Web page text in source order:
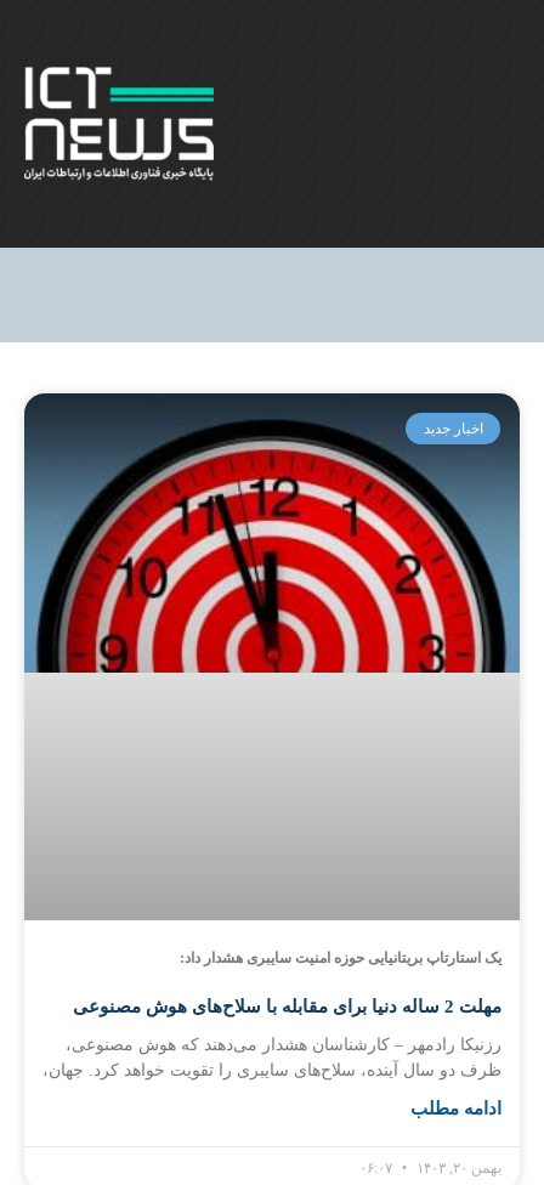
اخبار جدید
یک استارتاپ بریتانیایی حوزه امنیت سایبری هشدار داد:
مهلت 2 ساله دنیا برای مقابله با سلاح‌های هوش مصنوعی
رزنیکا رادمهر – کارشناسان هشدار می‌دهند که هوش مصنوعی،
ظرف دو سال آینده، سلاح‌های سایبری را تقویت خواهد کرد. جهان،
ادامه مطلب
بهمن ۲۰, ۱۴۰۳